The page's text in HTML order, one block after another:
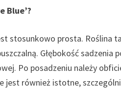
Blue’?
stosunkowo prosta. Roślina
Głębokość sadzenia
Po posadzeniu należy
jest również istotne,